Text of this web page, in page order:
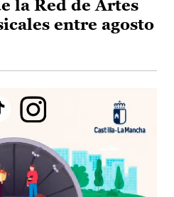
la Red de Artes
entre agosto